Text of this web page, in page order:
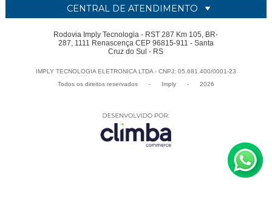
CENTRAL DE ATENDIMENTO
Rodovia Imply Tecnologia - RST 287 Km 105, BR-
287, 1111 Renascença CEP 96815-911 - Santa
Cruz do Sul - RS
IMPLY TECNOLOGIA ELETRONICA LTDA - CNPJ: 05.681.400/0001-23
Todos os direitos reservados
- Imply - 2026